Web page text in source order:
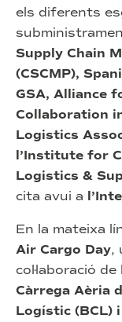
els diferents
Supply Chain
(CSCMP),
GSA, Alliance
Collaboration
Logistics
l’Institute for
Logistics &
cita avui a
En la mateixa
Air Cargo Day,
col·laboració de
Càrrega Aèria
Logístic (BCL)